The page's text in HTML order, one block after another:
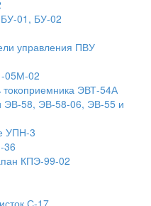
БУ-01, БУ-02
управления ПВУ
05М-02
токоприемника ЭВТ-54А
ЭВ-58, ЭВ-58-06, ЭВ-55 и
УПН-3
36
КПЭ-99-02